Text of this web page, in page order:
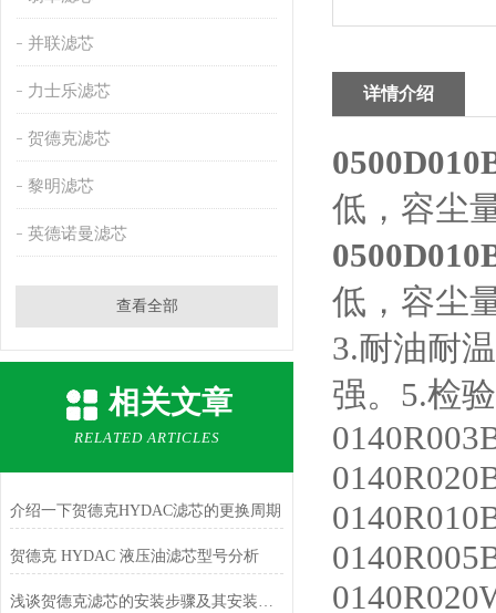
并联滤芯
力士乐滤芯
贺德克滤芯
黎明滤芯
英德诺曼滤芯
查看全部
相关文章
RELATED ARTICLES
介绍一下贺德克HYDAC滤芯的更换周期
贺德克 HYDAC 液压油滤芯型号分析
浅谈贺德克滤芯的安装步骤及其安装注意事项
详情介绍
低，容尘
低，容尘
3.耐油耐
强。5.检